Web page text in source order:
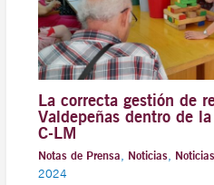
La correcta gestión de
Valdepeñas dentro de
C-LM
Notas de Prensa Noticias,
2024